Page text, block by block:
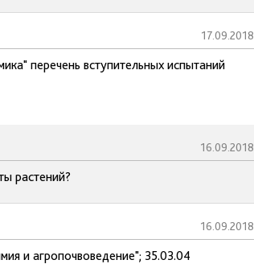
17.09.2018
перечень вступительных испытаний
16.09.2018
растений?
16.09.2018
и агропочвоведение"; 35.03.04